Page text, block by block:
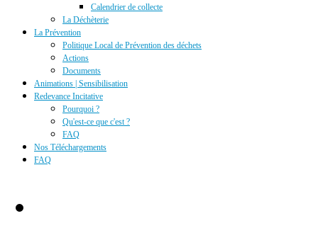
Calendrier de collecte
La Déchèterie
La Prévention
Politique Local de Prévention des déchets
Actions
Documents
Animations | Sensibilisation
Redevance Incitative
Pourquoi ?
Qu'est-ce que c'est ?
FAQ
Nos Téléchargements
FAQ